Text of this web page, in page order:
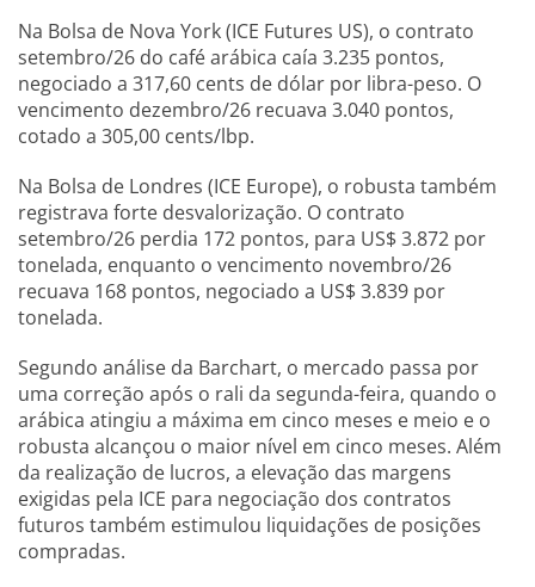
Na Bolsa de Nova York (ICE Futures US), o contrato
setembro/26 do café arábica caía 3.235 pontos,
negociado a 317,60 cents de dólar por libra-peso. O
vencimento dezembro/26 recuava 3.040 pontos,
cotado a 305,00 cents/lbp.
Na Bolsa de Londres (ICE Europe), o robusta também
registrava forte desvalorização. O contrato
setembro/26 perdia 172 pontos, para US$ 3.872 por
tonelada, enquanto o vencimento novembro/26
recuava 168 pontos, negociado a US$ 3.839 por
tonelada.
Segundo análise da Barchart, o mercado passa por
uma correção após o rali da segunda-feira, quando o
arábica atingiu a máxima em cinco meses e meio e o
robusta alcançou o maior nível em cinco meses. Além
da realização de lucros, a elevação das margens
exigidas pela ICE para negociação dos contratos
futuros também estimulou liquidações de posições
compradas.